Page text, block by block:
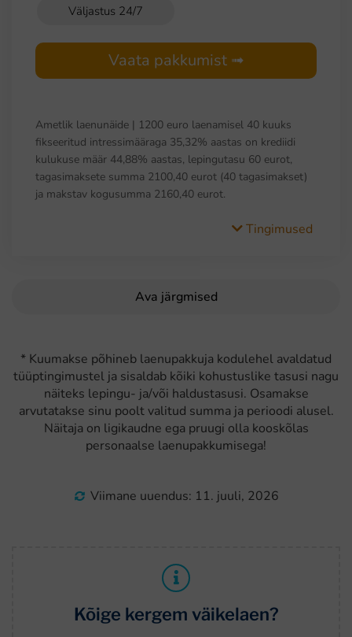
Väljastus 24/7
Vaata pakkumist ➟
Ametlik laenunäide | 1200 euro laenamisel 40 kuuks
fikseeritud intressimääraga 35,32% aastas on krediidi
kulukuse määr 44,88% aastas, lepingutasu 60 eurot,
tagasimaksete summa 2100,40 eurot (40 tagasimakset)
ja makstav kogusumma 2160,40 eurot.
Tingimused
Ava järgmised
* Kuumakse põhineb laenupakkuja kodulehel avaldatud
tüüptingimustel ja sisaldab kõiki kohustuslike tasusi nagu
näiteks lepingu- ja/või haldustasusi. Osamakse
arvutatakse sinu poolt valitud summa ja perioodi alusel.
Näitaja on ligikaudne ega pruugi olla kooskõlas
personaalse laenupakkumisega!
Viimane uuendus: 11. juuli, 2026
Kõige kergem väikelaen?